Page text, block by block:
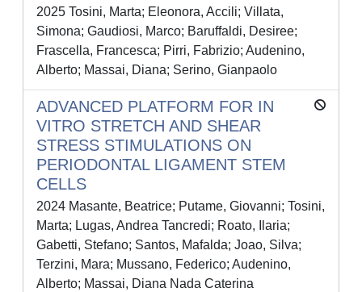
2025 Tosini, Marta; Eleonora, Accili; Villata,
Simona; Gaudiosi, Marco; Baruffaldi, Desiree;
Frascella, Francesca; Pirri, Fabrizio; Audenino,
Alberto; Massai, Diana; Serino, Gianpaolo
ADVANCED PLATFORM FOR IN
VITRO STRETCH AND SHEAR
STRESS STIMULATIONS ON
PERIODONTAL LIGAMENT STEM
CELLS
2024 Masante, Beatrice; Putame, Giovanni; Tosini,
Marta; Lugas, Andrea Tancredi; Roato, Ilaria;
Gabetti, Stefano; Santos, Mafalda; Joao, Silva;
Terzini, Mara; Mussano, Federico; Audenino,
Alberto; Massai, Diana Nada Caterina